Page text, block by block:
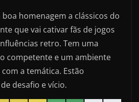
homenagem a clássicos do
que vai cativar fãs de jogos
retro. Tem uma
competente e um ambiente
a temática. Estão
desafio e vício.